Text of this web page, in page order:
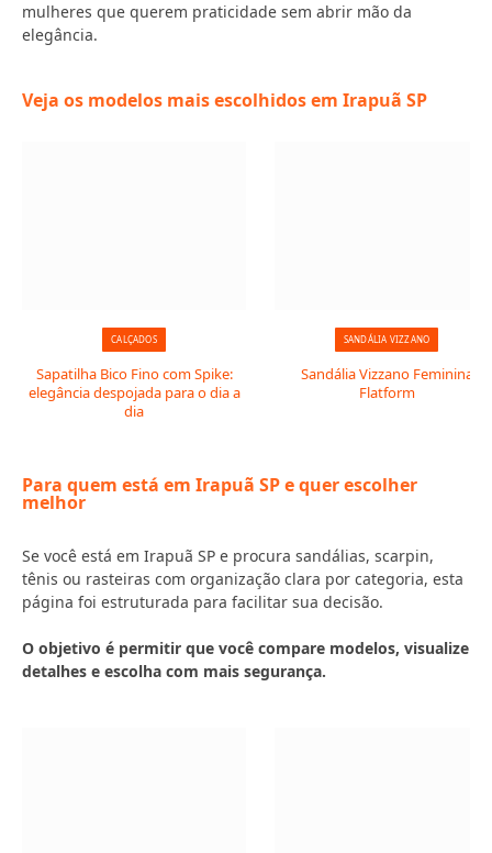
mulheres que querem praticidade sem abrir mão da
elegância.
Veja os modelos mais escolhidos em Irapuã SP
CALÇADOS
Sapatilha Bico Fino com Spike:
elegância despojada para o dia a
dia
SANDÁLIA VIZZANO
Sandália Vizzano Feminina
Flatform
Para quem está em Irapuã SP e quer escolher
melhor
Se você está em Irapuã SP e procura sandálias, scarpin,
tênis ou rasteiras com organização clara por categoria, esta
página foi estruturada para facilitar sua decisão.
O objetivo é permitir que você compare modelos, visualize
detalhes e escolha com mais segurança.